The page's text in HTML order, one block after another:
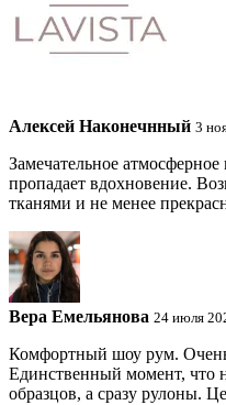
Алексей Наконечнный 3
Замечательное
пропадает вдохновение.
тканями и не менее
Вера Емельянова 24 июля
Комфортный шоу рум.
Единственный момент, что
образцов, а сразу рулоны.